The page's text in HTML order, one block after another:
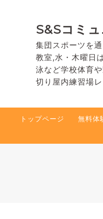
S&Sコミ
集団スポーツを
教室,水・木曜日
泳など学校体育
切り屋内練習場
トップページ 無料体